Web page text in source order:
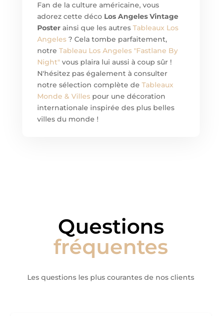
Fan de la culture américaine, vous
adorez cette déco Los Angeles Vintage
Posterainsi que les autres Tableaux Los
Angeles? Cela tombe parfaitement,
notre Tableau Los Angeles "Fastlane By
Night"vous plaira lui aussi à coup sûr !
N'hésitez pas également à consulter
notre sélection complète de Tableaux
Monde & Villespour une décoration
internationale inspirée des plus belles
villes du monde !
Questions
fréquentes
Les questions les plus courantes de nos clients